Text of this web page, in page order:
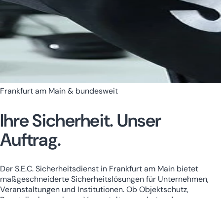
Hessen
Frankfurt am Main & bundesweit
Ihre Sicherheit.Unser
Auftrag.
Der S.E.C. Sicherheitsdienst in Frankfurt am Main bietet
maßgeschneiderte Sicherheitslösungen für Unternehmen,
Veranstaltungen und Institutionen. Ob Objektschutz,